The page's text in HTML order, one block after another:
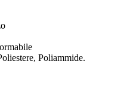
Poliammide.